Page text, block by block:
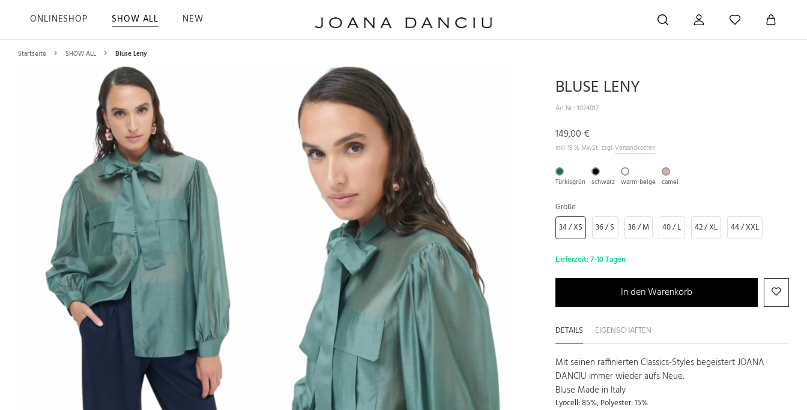
ONLINESHOP SHOW ALL NEW
Startseite SHOW ALL Bluse Leny
BLUSE LENY
Art.Nr.: 1024017
149,00 €
inkl. 19 % MwSt. zzgl. Versandkosten
Türkisgrün schwarz warm-beige camel
Größe
34 / XS
36 / S 38 / M 40 / L 42 / XL 44 / XXL
Lieferzeit:7-10 Tagen
In den Warenkorb
DETAILS EIGENSCHAFTEN
Mit seinen raffinierten Classics-Styles begeistert JOANA
DANCIU immer wieder aufs Neue.
Bluse Made in Italy
Lyocell: 85%, Polyester: 15%